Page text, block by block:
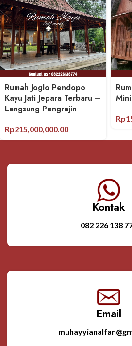
Rumah Joglo Pendopo
Kayu Jati Jepara Terbaru –
Langsung Pengrajin
Rp215,000,000.00
Rp
Kontak
082 226 138
Email